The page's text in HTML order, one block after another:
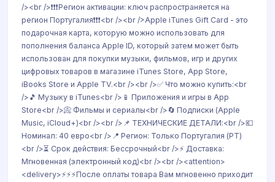
/><br />❗❗❗Регион активации: ключ распространяется на
регион Португалия❗❗❗<br /><br />Apple iTunes Gift Card - это
подарочная карта, которую можно использовать для
пополнения баланса Apple ID, который затем может быть
использован для покупки музыки, фильмов, игр и других
цифровых товаров в магазине iTunes Store, App Store,
iBooks Store и Apple TV.<br /><br />✅ Что можно купить:<br
/>🎵 Музыку в iTunes<br />📱 Приложения и игры в App
Store<br />📀 Фильмы и сериалы<br />🔄 Подписки (Apple
Music, iCloud+)<br /><br />📌 ТЕХНИЧЕСКИЕ ДЕТАЛИ:<br />💶
Номинал: 40 евро<br />📍 Регион: Только Португалия (PT)
<br />⏳ Срок действия: Бессрочный<br />⚡ Доставка:
Мгновенная (электронный код)<br /><br /><attention>
<delivery>⚡⚡⚡После оплаты товара Вам мгновенно приходит